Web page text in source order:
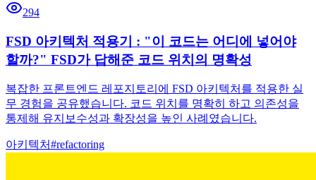
294
FSD 아키텍처 적용기 : "이 코드는 어디에 넣어야
할까?" FSD가 답해준 코드 위치의 명확성
복잡한 프론트엔드 레포지토리에 FSD 아키텍처를 적용한 실
무 경험을 공유했습니다. 코드 위치를 명확히 하고 의존성을
통제해 유지보수성과 확장성을 높인 사례였습니다.
아키텍처#refactoring